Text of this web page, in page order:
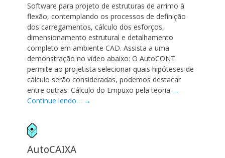
Software para projeto de estruturas de arrimo à
flexão, contemplando os processos de definição
dos carregamentos, cálculo dos esforços,
dimensionamento estrutural e detalhamento
completo em ambiente CAD. Assista a uma
demonstração no vídeo abaixo: O AutoCONT
permite ao projetista selecionar quais hipóteses de
cálculo serão consideradas, podemos destacar
entre outras: Cálculo do Empuxo pela teoria …
Continue lendo… →
AutoCAIXA